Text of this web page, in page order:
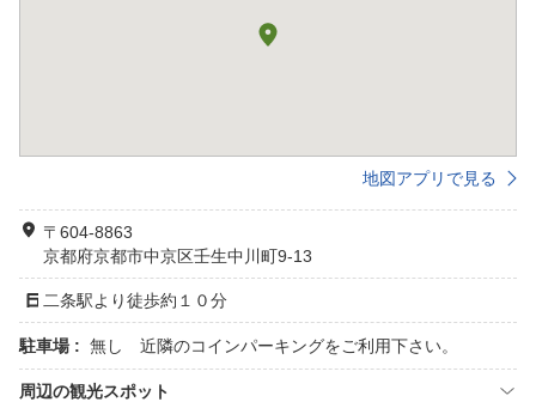
地図アプリで見る
〒604-8863
京都府京都市中京区壬生中川町9-13
二条駅より徒歩約１０分
駐車場 : 無し 近隣のコインパーキングをご利用下さい。
周辺の観光スポット